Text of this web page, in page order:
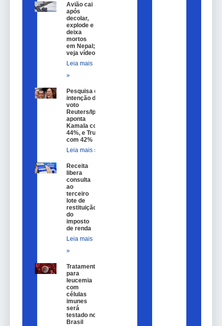
Avião cai
após
decolar,
explode e
deixa
mortos
em Nepal;
veja vídeo
Leia mais
»
Pesquisa de
intenção de
voto
Reuters/Ipsos
aponta
Kamala com
44%, e Trump
com 42%
Leia mais »
Receita
libera
consulta
ao
terceiro
lote de
restituição
do
imposto
de renda
Leia mais
»
Tratamento
para
leucemia
com
células
imunes
será
testado no
Brasil